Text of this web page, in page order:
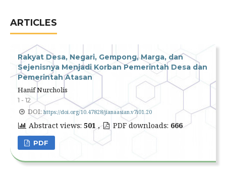
ARTICLES
Rakyat Desa, Negari, Gempong, Marga, dan
Sejenisnya Menjadi Korban Pemerintah Desa dan
Pemerintah Atasan
Hanif Nurcholis
1 - 12
DOI: https://doi.org/10.47828/jianaasian.v7i01.20
Abstract views: 501 , PDF downloads: 666
PDF